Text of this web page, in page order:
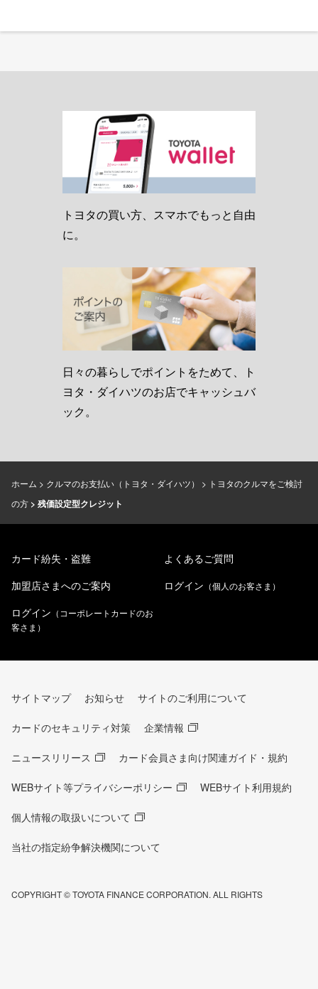
トヨタの買い方、スマホでもっと自由
に。
日々の暮らしでポイントをためて、ト
ヨタ・ダイハツのお店でキャッシュバ
ック。
ホーム クルマのお支払い（トヨタ・ダイハツ）
トヨタのクルマをご検討
の方
残価設定型クレジット
カード紛失・盗難
よくあるご質問
加盟店さまへのご案内
ログイン （個人のお客さま）
ログイン （コーポレートカードのお
客さま）
サイトマップ お知らせ サイトのご利用について
カードのセキュリティ対策 企業情報
ニュースリリース カード会員さま向け関連ガイド・規約
WEBサイト等プライバシーポリシー WEBサイト利用規約
個人情報の取扱いについて
当社の指定紛争解決機関について
COPYRIGHT © TOYOTA FINANCE CORPORATION. ALL RIGHTS